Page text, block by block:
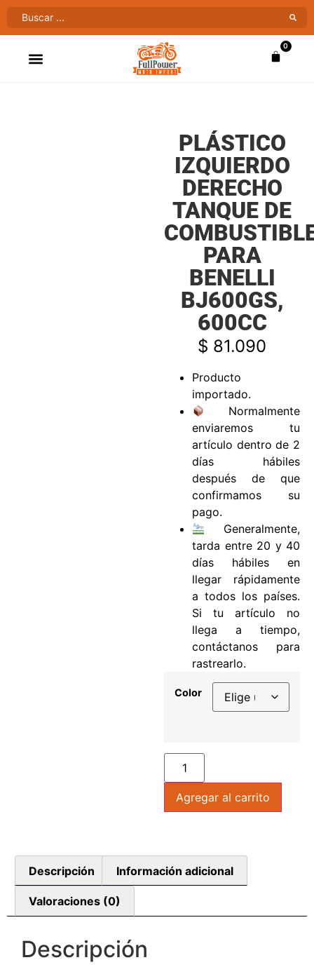
0
PLÁSTICO
IZQUIERDO
DERECHO
TANQUE DE
PARA
BENELLI
BJ600GS,
600CC
$ 81.090
Producto
importado.
Normalmente
enviaremos tu
artículo dentro de 2
días hábiles
después de que
confirmamos su
pago.
Generalmente,
tarda entre 20 y 40
días hábiles en
llegar rápidamente
a todos los países.
Si tu artículo no
llega a tiempo,
contáctanos para
rastrearlo.
Color
Agregar al carrito
Descripción Información adicional
Valoraciones (0)
Descripción